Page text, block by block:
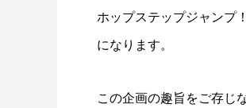
ホップステップジャンプ
になります。
この企画の趣旨をご存じ